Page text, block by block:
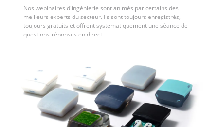
Nos webinaires d'ingénierie sont animés par certains des
meilleurs experts du secteur. Ils sont toujours enregistrés,
toujours gratuits et offrent systématiquement une séance de
questions-réponses en direct.